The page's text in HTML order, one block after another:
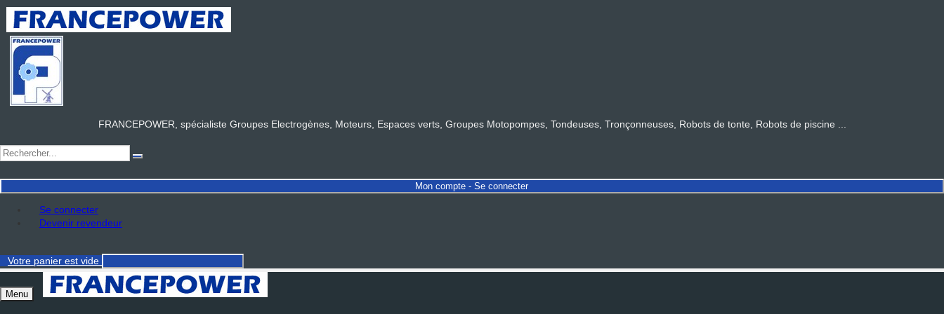
FRANCEPOWER, spécialiste Groupes Electrogènes, Moteurs, Espaces verts, Groupes Motopompes, Tondeuses, Tronçonneuses, Robots de tonte, Robots de piscine ...
Mon compte - Se connecter
Se connecter
Devenir revendeur
Votre panier est vide
Menu